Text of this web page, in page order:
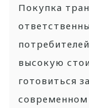
Покупка
высокую
готовиться